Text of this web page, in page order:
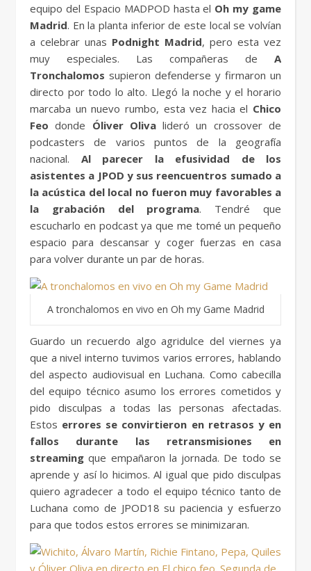
equipo del Espacio MADPOD hasta el Oh my game
Madrid. En la planta inferior de este local se volvían
a celebrar unas Podnight Madrid, pero esta vez
muy especiales. Las compañeras de A
Tronchalomos supieron defenderse y firmaron un
directo por todo lo alto. Llegó la noche y el horario
marcaba un nuevo rumbo, esta vez hacia el Chico
Feo donde Óliver Olivalideró un crossover de
podcasters de varios puntos de la geografía
nacional. Al parecer la efusividad de los
asistentes a JPOD y sus reencuentros sumado a
la acústica del local no fueron muy favorables a
la grabación del programa. Tendré que
escucharlo en podcast ya que me tomé un pequeño
espacio para descansar y coger fuerzas en casa
para volver durante un par de horas.
A tronchalomos en vivo en Oh my Game Madrid
Guardo un recuerdo algo agridulce del viernes ya
que a nivel interno tuvimos varios errores, hablando
del aspecto audiovisual en Luchana. Como cabecilla
del equipo técnico asumo los errores cometidos y
pido disculpas a todas las personas afectadas.
Estos errores se convirtieron en retrasos y en
fallos durante las retransmisiones en
streaming que empañaron la jornada. De todo se
aprende y así lo hicimos. Al igual que pido disculpas
quiero agradecer a todo el equipo técnico tanto de
Luchana como de JPOD18 su paciencia y esfuerzo
para que todos estos errores se minimizaran.